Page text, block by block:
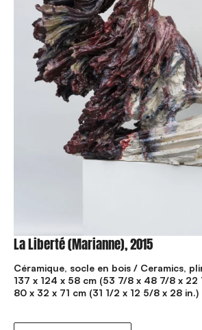
La Liberté (Marianne), 2015
Céramique, socle en bois / Ceramics,
137 x 124 x 58 cm (53 7/8 x 48 7/8 x 22
80 x 32 x 71 cm (31 1/2 x 12 5/8 x 28